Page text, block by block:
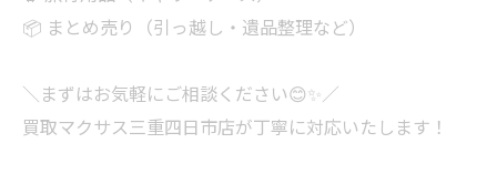
📦 まとめ売り（引っ越し・遺品整理など）
＼まずはお気軽にご相談ください😊✨／
買取マクサス三重四日市店が丁寧に対応いたします！